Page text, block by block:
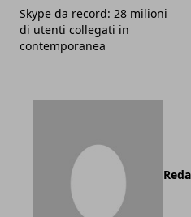
Skype da record: 28 milioni
di utenti collegati in
contemporanea